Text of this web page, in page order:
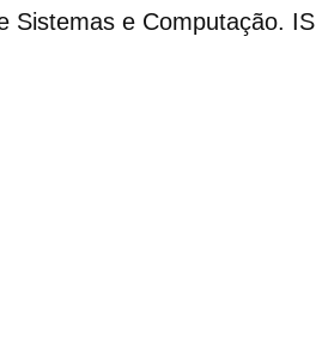
Sistemas e Computação.